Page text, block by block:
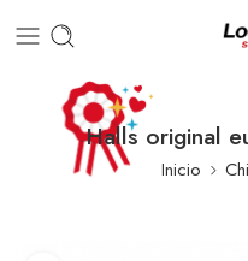
Halls original
Inicio